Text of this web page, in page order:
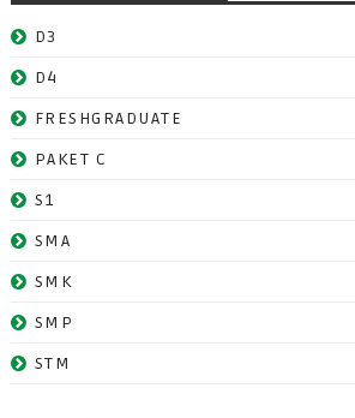
D3
D4
FRESHGRADUATE
PAKET C
S1
SMA
SMK
SMP
STM